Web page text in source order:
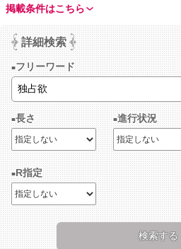
掲載条件はこちら
詳細検索
フリーワード
長さ 進行状況
R指定